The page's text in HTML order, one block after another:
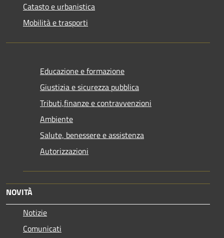
Catasto e urbanistica
Mobilità e trasporti
Educazione e formazione
Giustizia e sicurezza pubblica
Tributi,finanze e contravvenzioni
Ambiente
Salute, benessere e assistenza
Autorizzazioni
NOVITÀ
Notizie
Comunicati